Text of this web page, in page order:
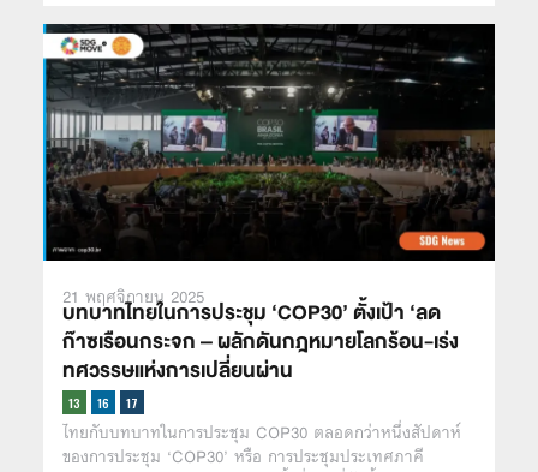
21 พฤศจิกายน 2025
บทบาทไทยในการประชุม ‘COP30’ ตั้งเป้า ‘ลด
ก๊าซเรือนกระจก – ผลักดันกฎหมายโลกร้อน-เร่ง
ทศวรรษแห่งการเปลี่ยนผ่าน
ไทยกับบทบาทในการประชุม COP30 ตลอดกว่าหนึ่งสัปดาห์
ของการประชุม ‘COP30’ หรือ การประชุมประเทศภาคี